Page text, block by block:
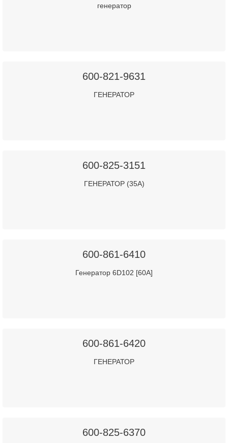
генератор
600-821-9631
ГЕНЕРАТОР
600-825-3151
ГЕНЕРАТОР (35А)
600-861-6410
Генератор 6D102 [60A]
600-861-6420
ГЕНЕРАТОР
600-825-6370